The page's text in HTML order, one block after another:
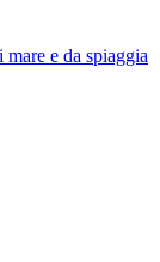
mare e da spiaggia